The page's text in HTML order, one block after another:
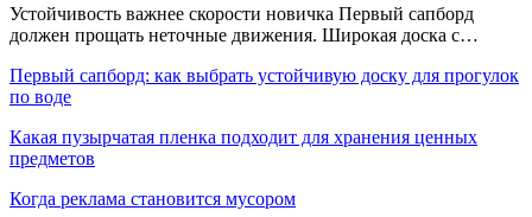
Устойчивость важнее скорости новичка Первый сапборд
должен прощать неточные движения. Широкая доска с…
Первый сапборд: как выбрать устойчивую доску для прогулок
по воде
Какая пузырчатая пленка подходит для хранения ценных
предметов
Когда реклама становится мусором